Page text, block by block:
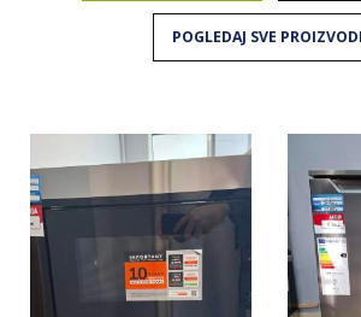
POGLEDAJ SVE